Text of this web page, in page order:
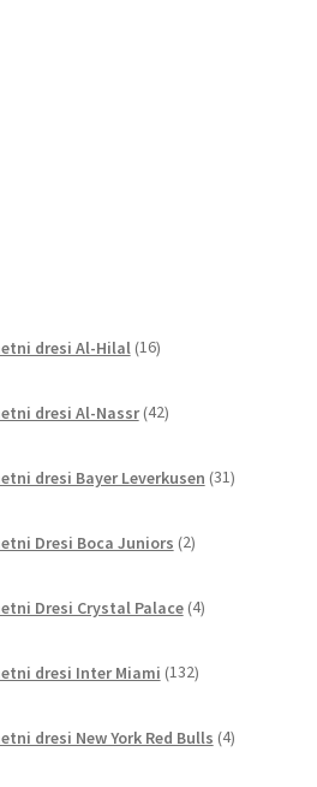
dresi Al-Hilal 16izdelkov
dresi Al-Nassr 42izdelkov
dresi Bayer Leverkusen 31izdelkov
Dresi Boca Juniors 2izdelka
Dresi Crystal Palace 4izdelki
dresi Inter Miami 132izdelkov
dresi New York Red Bulls 4izdelki